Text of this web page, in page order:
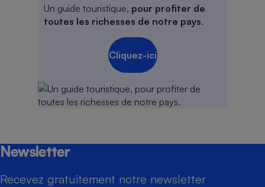
Un guide touristique, pour profiter de
toutes les richesses de notre pays.
Cliquez-ici
Newsletter
Recevez gratuitement notre newsletter